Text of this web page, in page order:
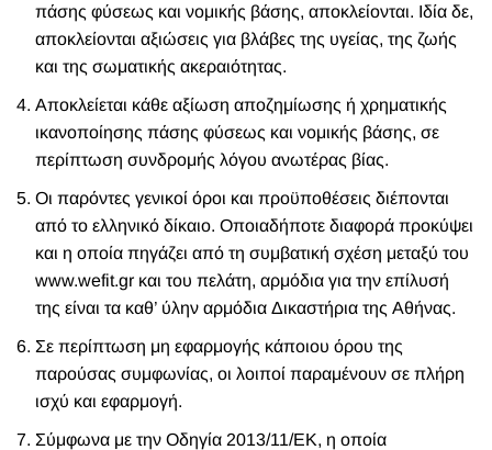
πάσης φύσεως και νομικής βάσης, αποκλείονται. Ιδία δε,
αποκλείονται αξιώσεις για βλάβες της υγείας, της ζωής
και της σωματικής ακεραιότητας.
Αποκλείεται κάθε αξίωση αποζημίωσης ή χρηματικής
ικανοποίησης πάσης φύσεως και νομικής βάσης, σε
περίπτωση συνδρομής λόγου ανωτέρας βίας.
Οι παρόντες γενικοί όροι και προϋποθέσεις διέπονται
από το ελληνικό δίκαιο. Οποιαδήποτε διαφορά προκύψει
και η οποία πηγάζει από τη συμβατική σχέση μεταξύ του
www.wefit.gr και του πελάτη, αρμόδια για την επίλυσή
της είναι τα καθ’ ύλην αρμόδια Δικαστήρια της Αθήνας.
Σε περίπτωση μη εφαρμογής κάποιου όρου της
παρούσας συμφωνίας, οι λοιποί παραμένουν σε πλήρη
ισχύ και εφαρμογή.
Σύμφωνα με την Οδηγία 2013/11/ΕΚ, η οποία